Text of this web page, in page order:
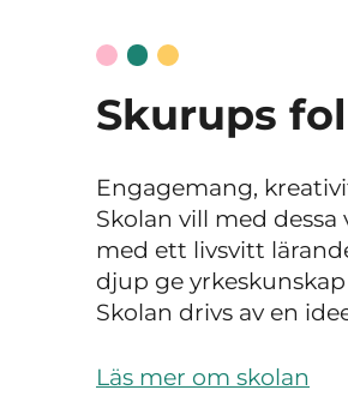
Skurups
Engagemang,
Skolan vill med
med ett livsvitt
djup ge
Skolan drivs av en
Läs mer om skolan